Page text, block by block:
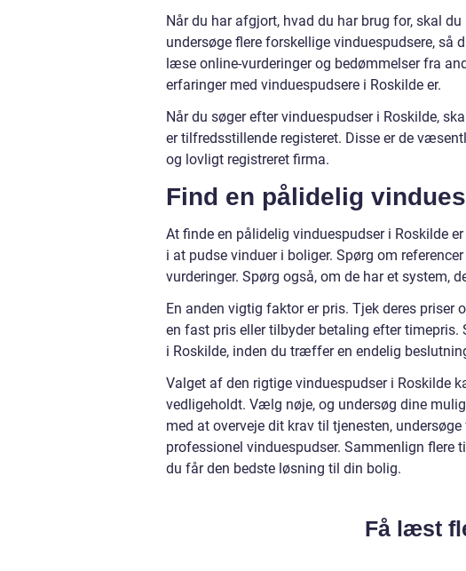
Når du har afgjort, hvad du har brug for, skal
undersøge flere forskellige vinduespudsere, så
læse online-vurderinger og bedømmelser fra
erfaringer med vinduespudsere i Roskilde er.
Når du søger efter vinduespudser i Roskilde,
er tilfredsstillende registeret. Disse er de
og lovligt registreret firma.
Find en pålidelig
At finde en pålidelig vinduespudser i Roskilde
i at pudse vinduer i boliger. Spørg om
vurderinger. Spørg også, om de har et system,
En anden vigtig faktor er pris. Tjek deres priser
en fast pris eller tilbyder betaling efter
i Roskilde, inden du træffer en endelig
Valget af den rigtige vinduespudser i Roskilde
vedligeholdt. Vælg nøje, og undersøg dine
med at overveje dit krav til tjenesten,
professionel vinduespudser. Sammenlign flere
du får den bedste løsning til din bolig.
Få læst